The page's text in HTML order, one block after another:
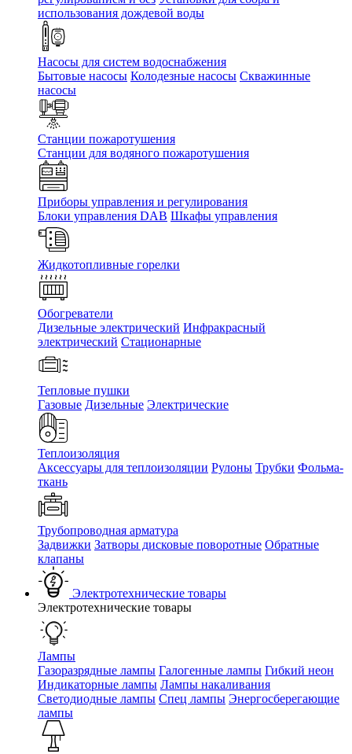
использования дождевой воды
Насосы для систем водоснабжения
Бытовые насосы Колодезные насосы Скважинные
насосы
Станции пожаротушения
Станции для водяного пожаротушения
Приборы управления и регулирования
Блоки управления DAB Шкафы управления
Жидкотопливные горелки
Обогреватели
Дизельные электрический Инфракрасный
электрический Стационарные
Тепловые пушки
Газовые Дизельные Электрические
Теплоизоляция
Аксессуары для теплоизоляции Рулоны Трубки Фольма-
ткань
Трубопроводная арматура
Задвижки Затворы дисковые поворотные Обратные
клапаны
Электротехнические товары
Электротехнические товары
Лампы
Газоразрядные лампы Галогенные лампы Гибкий неон
Индикаторные лампы Лампы накаливания
Светодиодные лампы Спец лампы Энергосберегающие
лампы